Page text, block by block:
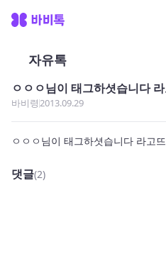
자유톡
ㅇㅇㅇ님이 태그하셧습니다
바비령2013.09.29
ㅇㅇㅇ님이 태그하셧습니다 라고
댓글(2)